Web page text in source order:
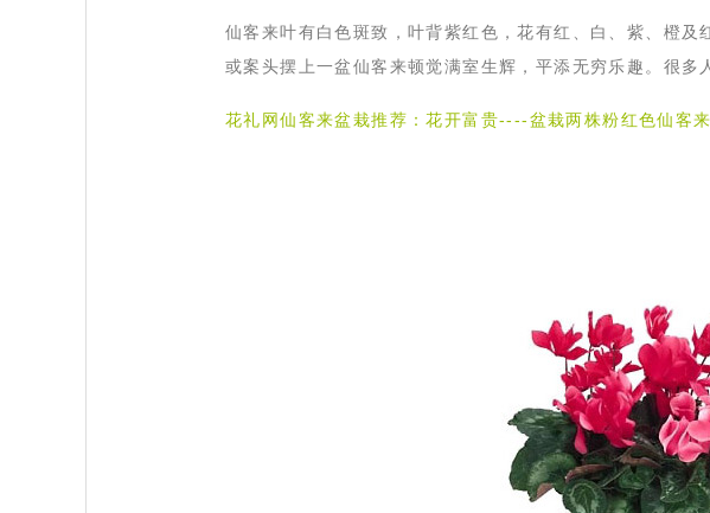
仙客来叶有白色斑致，叶背紫红色，花有红、白、紫、橙
或案头摆上一盆仙客来顿觉满室生辉，平添无穷乐趣。很多
花礼网仙客来盆栽推荐：花开富贵----盆栽两株粉红色仙客